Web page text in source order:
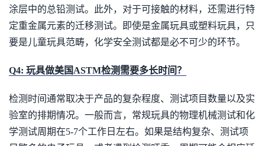
涂层中的总铅测试。此外，对于可接触的材料，还需进行特
定重金属元素的迁移测试。即使是金属玩具或塑料玩具，只
要是儿童玩具范畴，化学安全测试都是必不可少的环节。
Q4: 玩具做美国ASTM检测需要多长时间？
检测时间通常取决于产品的复杂程度、测试项目数量以及实
验室的排期情况。一般而言，常规玩具的物理机械测试和化
学测试周期在5-7个工作日左右。如果是结构复杂、测试项